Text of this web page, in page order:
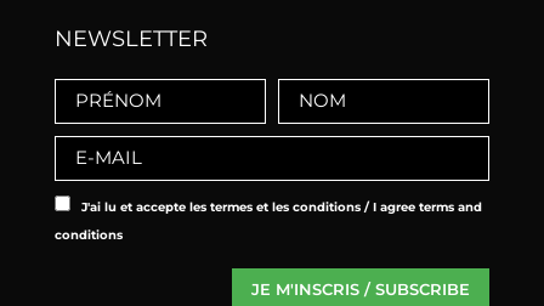
NEWSLETTER
J'ai lu et accepte les termes et les conditions / I agree terms and
conditions